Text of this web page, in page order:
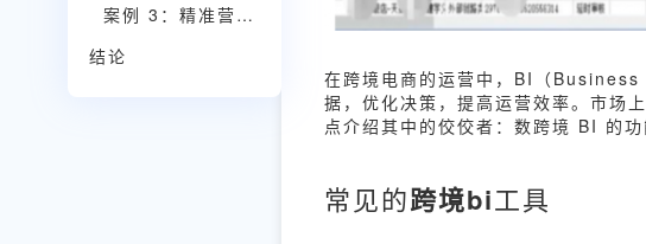
案例 3：精准营销策略
结论
在跨境电商的运营中，BI（
据，优化决策，提高运营效率。市场
点介绍其中的佼佼者：数跨境 BI 的功
常见的跨境bi工具